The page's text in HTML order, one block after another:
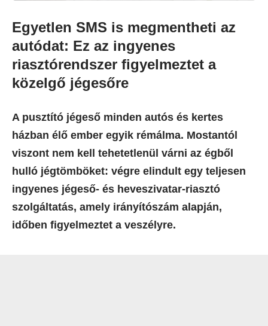
Egyetlen SMS is megmentheti az
autódat: Ez az ingyenes
riasztórendszer figyelmeztet a
közelgő jégesőre
A pusztító jégeső minden autós és kertes
házban élő ember egyik rémálma. Mostantól
viszont nem kell tehetetlenül várni az égből
hulló jégtömböket: végre elindult egy teljesen
ingyenes jégeső- és heveszivatar-riasztó
szolgáltatás, amely irányítószám alapján,
időben figyelmeztet a veszélyre.